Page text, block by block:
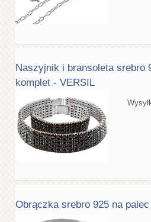
Naszyjnik i bransoleta srebro
komplet - VERSIL
Obrączka srebro 925 na